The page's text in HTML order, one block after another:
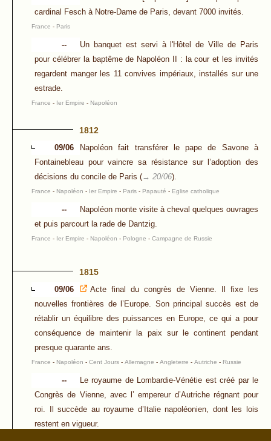
cardinal Fesch à Notre-Dame de Paris, devant 7000 invités.
France - Paris
--
Un banquet est servi à l'Hôtel de Ville de Paris
pour célébrer la baptême de Napoléon II : la cour et les invités
regardent manger les 11 convives impériaux, installés sur une
estrade.
France - Ier Empire - Napoléon
1812
09/06
Napoléon fait transférer le pape de Savone à
Fontainebleau pour vaincre sa résistance sur l’adoption des
décisions du concile de Paris (→ 20/06).
France - Napoléon - Ier Empire - Paris - Papauté - Eglise catholique
--
Napoléon monte visite à cheval quelques ouvrages
et puis parcourt la rade de Dantzig.
France - Ier Empire - Napoléon - Pologne - Campagne de Russie
1815
09/06
Acte final du congrès de Vienne. Il fixe les
nouvelles frontières de l’Europe. Son principal succès est de
rétablir un équilibre des puissances en Europe, ce qui a pour
conséquence de maintenir la paix sur le continent pendant
presque quarante ans.
France - Napoléon - Cent Jours - Allemagne - Angleterre - Autriche - Russie
--
Le royaume de Lombardie-Vénétie est créé par le
Congrès de Vienne, avec l’ empereur d’Autriche régnant pour
roi. Il succède au royaume d’Italie napoléonien, dont les lois
restent en vigueur.